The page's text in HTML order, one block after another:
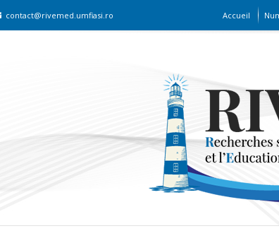
contact@rivemed.umfiasi.ro Accueil